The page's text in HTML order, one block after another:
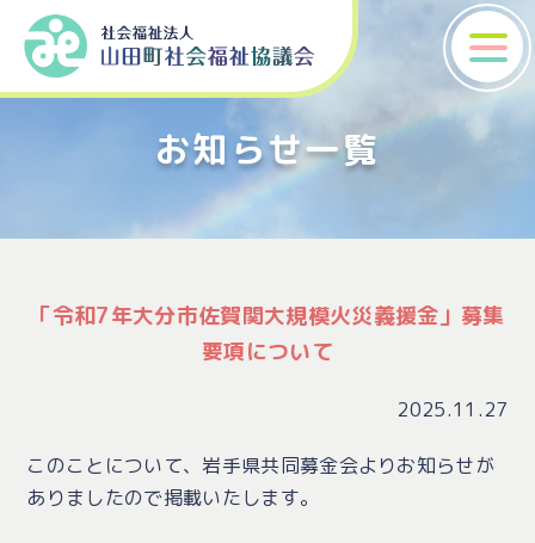
お知らせ一覧
「令和7年大分市佐賀関大規模火災義援金」募集
要項について
2025.11.27
このことについて、岩手県共同募金会よりお知らせが
ありましたので掲載いたします。